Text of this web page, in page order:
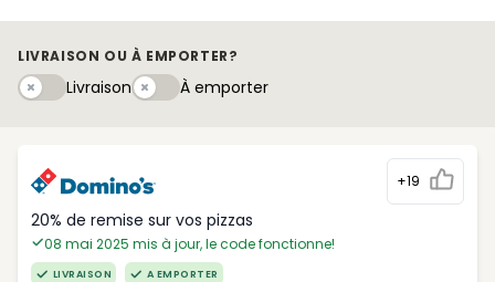
LIVRAISON OU À EMPORTER?
LivraisonLivraisonÀ emportery
À emporter
+19
20% de remise sur vos pizzas
08 mai 2025 mis à jour, le code fonctionne!
LIVRAISON A EMPORTER